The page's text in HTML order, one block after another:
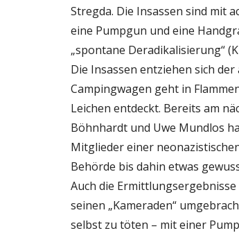
Stregda. Die Insassen sind mit
eine Pumpgun und eine
„spontane Deradikalisierung“
Die Insassen entziehen sich
Campingwagen geht in
Leichen entdeckt. Bereits am
Böhnhardt und Uwe Mundlos
Mitglieder einer
Behörde bis dahin etwas
Auch die
seinen „Kameraden“
selbst zu töten – mit einer